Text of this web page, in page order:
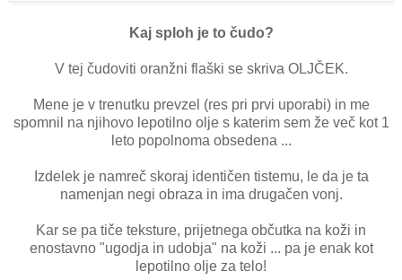
Kaj sploh je to čudo?
V tej čudoviti oranžni flaški se skriva OLJČEK.
Mene je v trenutku prevzel (res pri prvi uporabi) in me
spomnil na njihovo lepotilno olje s katerim sem že več kot 1
leto popolnoma obsedena ...
Izdelek je namreč skoraj identičen tistemu, le da je ta
namenjan negi obraza in ima drugačen vonj.
Kar se pa tiče teksture, prijetnega občutka na koži in
enostavno "ugodja in udobja" na koži ... pa je enak kot
lepotilno olje za telo!